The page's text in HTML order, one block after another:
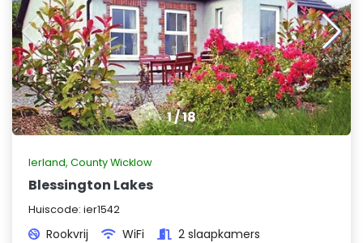
1/18
Ierland, County Wicklow
Blessington Lakes
Huiscode: ier1542
Rookvrij WiFi
2 slaapkamers